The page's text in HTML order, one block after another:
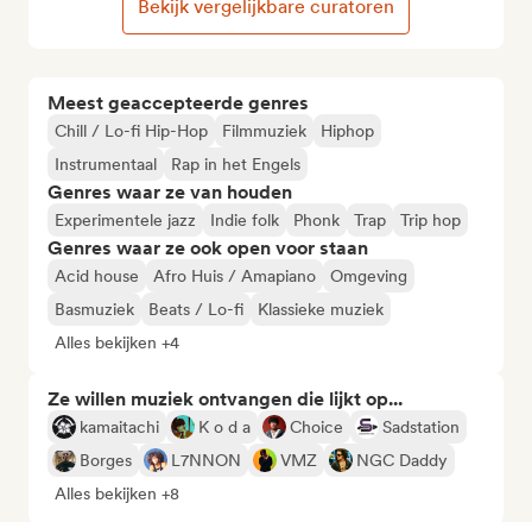
Meest geaccepteerde genres
Chill / Lo-fi Hip-Hop Filmmuziek
Hiphop
Instrumentaal
Rap in het Engels
Genres waar ze van houden
Experimentele jazz Indie folk Phonk Trap Trip hop
Genres waar ze ook open voor staan
Acid house Afro Huis / Amapiano
Omgeving
Basmuziek
Beats / Lo-fi
Klassieke muziek
Alles bekijken +4
Ze willen muziek ontvangen die lijkt op...
kamaitachi K o d a Choice
Sadstation
Borges
L7NNON VMZ
NGC Daddy
Alles bekijken +8
Bekijk vergelijkbare curatoren